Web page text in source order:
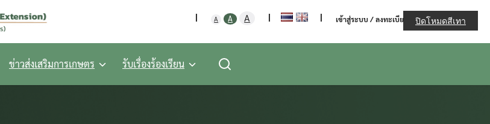
กรมส่งเสริมการเกษตร กระทรวงเกษตรและสหกรณ์
A Decrease
fontAReset
font
A Increase
font
| | เข้าสู่ระบบ / ลงทะเบียน
ข่าวส่งเสริมการเกษตร รับเรื่องร้องเรียน
ปิดโหมดสีเทา